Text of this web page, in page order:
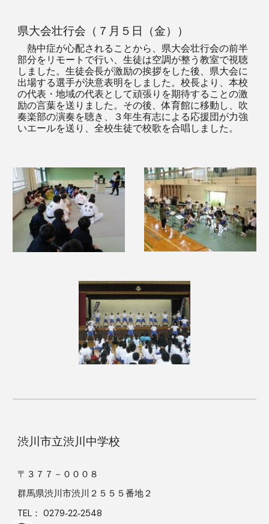
県大会壮行会（７月５日（金））
熱中症が心配されることから、県大会壮行会の前半
部分をリモートで行い、生徒は空調が整う教室で視聴
しました。生徒会長が激励の挨拶をした後、県大会に
出場する選手が決意表明をしました。校長より、本校
の代表・地域の代表として頑張りを期待することの激
励の言葉を送りました。その後、体育館に移動し、吹
奏楽部の演奏を聴き、３年生有志による応援団が力強
いエールを送り、全校生徒で校歌を合唱しました。
渋川市立渋川中学校
〒３７７－０００８
群馬県渋川市渋川２５５５番地２
TEL： 0279‐22‐2548